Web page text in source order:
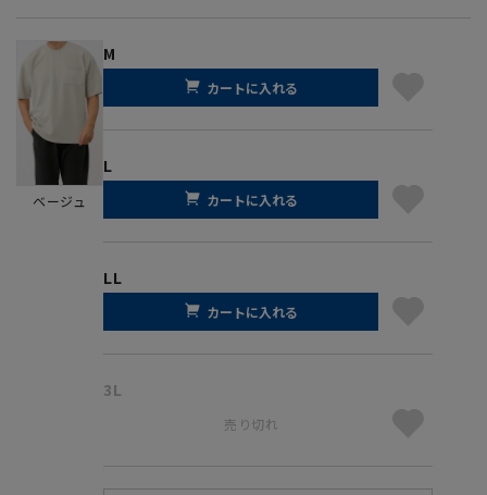
ベージュ
M
カートに入れる
L
カートに入れる
LL
カートに入れる
3L
売り切れ